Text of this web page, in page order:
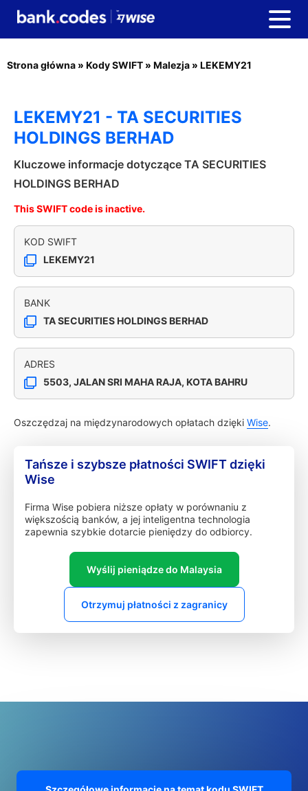
Strona główna » Kody SWIFT » Malezja » LEKEMY21
LEKEMY21 - TA SECURITIES
HOLDINGS BERHAD
Kluczowe informacje dotyczące TA SECURITIES
HOLDINGS BERHAD
This SWIFT code is inactive.
KOD SWIFT
LEKEMY21
BANK
TA SECURITIES HOLDINGS BERHAD
ADRES
5503, JALAN SRI MAHA RAJA, KOTA BAHRU
Oszczędzaj na międzynarodowych opłatach dzięki Wise.
Tańsze i szybsze płatności SWIFT dzięki
Wise
Firma Wise pobiera niższe opłaty w porównaniu z
większością banków, a jej inteligentna technologia
zapewnia szybkie dotarcie pieniędzy do odbiorcy.
Wyślij pieniądze do Malaysia
Otrzymuj płatności z zagranicy